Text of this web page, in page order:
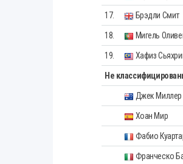
17. Брэдли Смит
18. Мигель
19. Хафиз
Не
Джек Миллер
Хоан Мир
Фабио
Франческо